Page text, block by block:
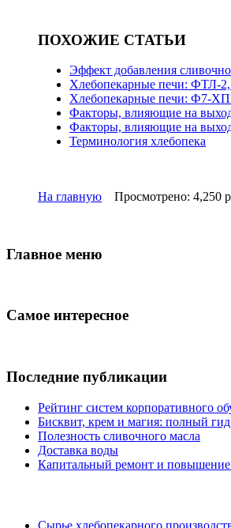
ПОХОЖИЕ СТАТЬИ
Эффект добавления
Хлебопекарные печи:
Хлебопекарные печи:
Факторы, влияющие на
Факторы, влияющие на
Терминология хлебопека
На главную Просмотрено: 4,250
Главное меню
Самое интересное
Последние публикации
Рейтинг систем корпоративного
Бисквит, крем и магия: полный
Полезность сливочного масла
Доставка воды
Капитальный ремонт и повышение
Сырье хлебопекарного